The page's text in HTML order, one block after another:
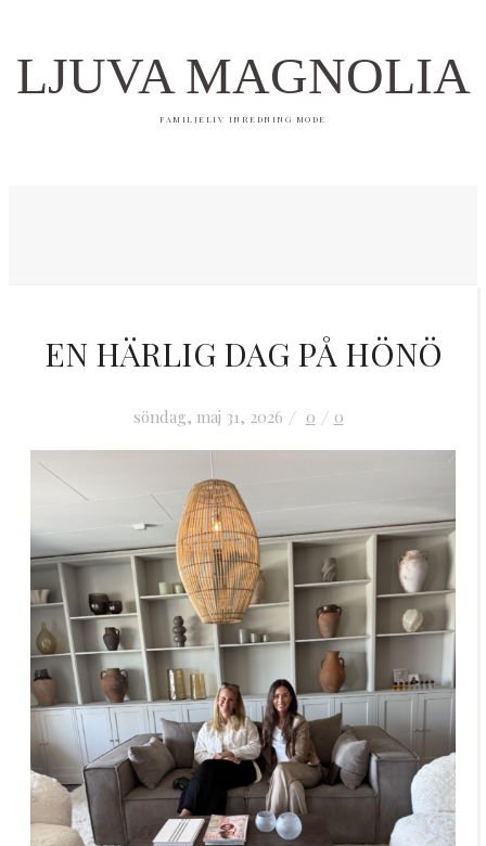
LJUVA MAGNOLIA
FAMILJELIV INREDNING MODE
Inredning
OM MIG
KONTAKT
FRÅGOR & SVAR
Resor
DIY
EN HÄRLIG DAG PÅ HÖNÖ
söndag, maj 31, 2026 0 0